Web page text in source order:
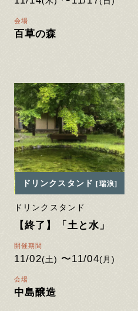
会場
百草の森
ドリンクスタンド [瑞浪]
ドリンクスタンド
【終了】「土と水」
開催期間
11/02(土) 〜11/04(月)
会場
中島醸造